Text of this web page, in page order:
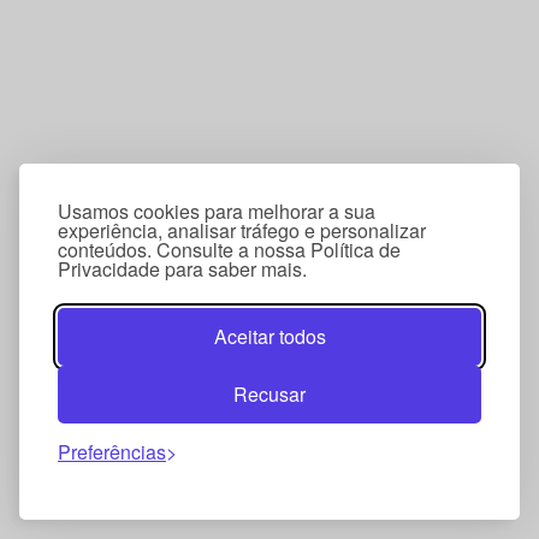
Usamos cookies para melhorar a sua
experiência, analisar tráfego e personalizar
conteúdos. Consulte a nossa Política de
Privacidade para saber mais.
Aceitar todos
Recusar
Preferências